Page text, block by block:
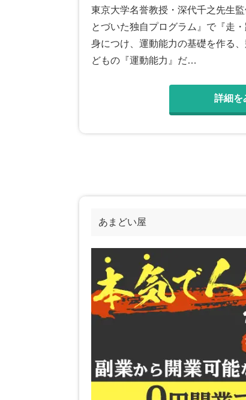
東京大学名誉教授・深代千之先生
とづいた独自プログラム』で『走
身につけ、運動能力の基礎を作る
どもの『運動能力』だ…
詳細を
あまどい屋